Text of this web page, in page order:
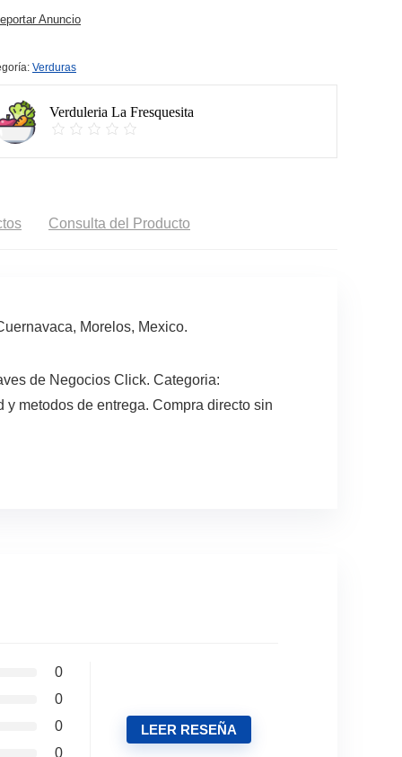
Anuncio
Verduras
Verduleria La Fresquesita
Consulta del Producto
Morelos, Mexico.
de Negocios Click. Categoria:
metodos de entrega. Compra directo sin
0
0
0
0
LEER RESEÑA